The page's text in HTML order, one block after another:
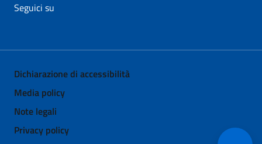
Seguici su
Dichiarazione di accessibilità
Media policy
Note legali
Privacy policy